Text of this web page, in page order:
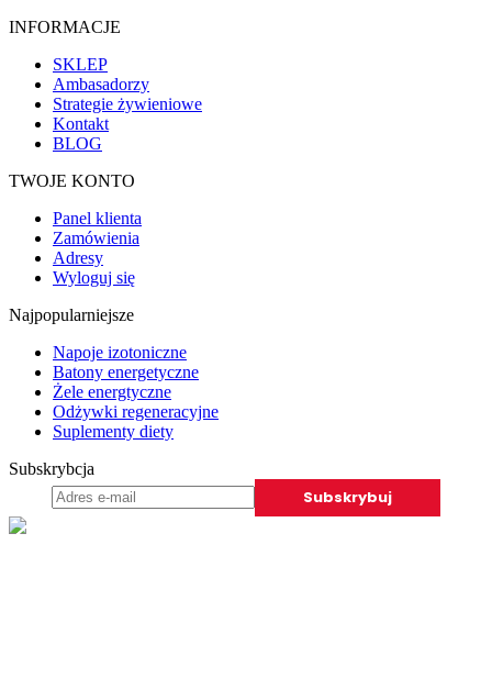
INFORMACJE
SKLEP
Ambasadorzy
Strategie żywieniowe
Kontakt
BLOG
TWOJE KONTO
Panel klienta
Zamówienia
Adresy
Wyloguj się
Najpopularniejsze
Napoje izotoniczne
Batony energetyczne
Żele energtyczne
Odżywki regeneracyjne
Suplementy diety
Subskrybcja